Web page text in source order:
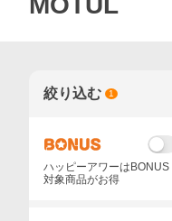
絞り込む 1
ハッピーアワーはBONUS
対象商品がお得